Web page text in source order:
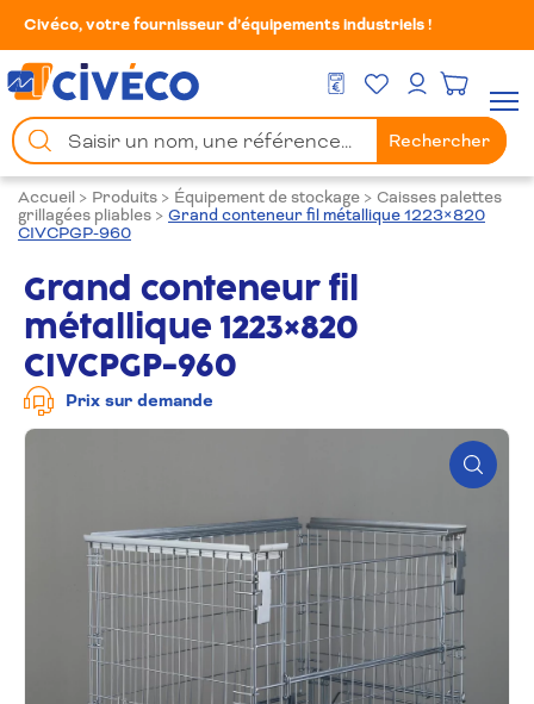
Civéco, votre fournisseur d’équipements industriels !
DEVIS GRATUIT
Mes FavorisMon compte
Chercher
un
produit
Rechercher
Accueil > Produits > Équipement de stockage > Caisses palettes
grillagées pliables > Grand conteneur fil métallique 1223×820
CIVCPGP-960
Grand conteneur fil
métallique 1223×820
CIVCPGP-960
Prix sur demande
Zoom